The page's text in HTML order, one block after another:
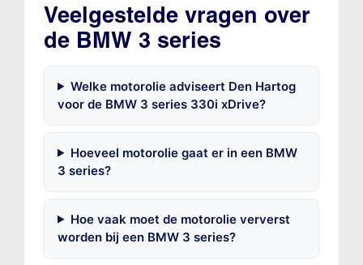
Veelgestelde vragen over
de BMW 3 series
Welke motorolie adviseert Den Hartog
voor de BMW 3 series 330i xDrive?
Hoeveel motorolie gaat er in een BMW
3 series?
Hoe vaak moet de motorolie ververst
worden bij een BMW 3 series?